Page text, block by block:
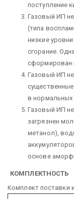
поступление
Газовый ИП
(типа
низкие
сгорание.
сформирован
Газовый ИП
в нормальных
Газовый ИП
загрязнен
метанол),
основе
КОМПЛЕКТНОСТЬ
Комплект поставки